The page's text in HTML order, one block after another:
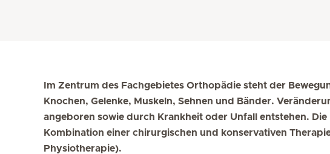
Im Zentrum des Fachgebietes Orthopädie steht der
Knochen, Gelenke, Muskeln, Sehnen und Bänder.
angeboren sowie durch Krankheit oder Unfall entstehen.
Kombination einer chirurgischen und konservativen
Physiotherapie).